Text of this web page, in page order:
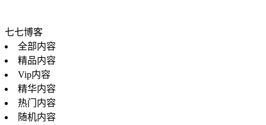
七七博客
全部内容
精品内容
Vip内容
精华内容
热门内容
随机内容